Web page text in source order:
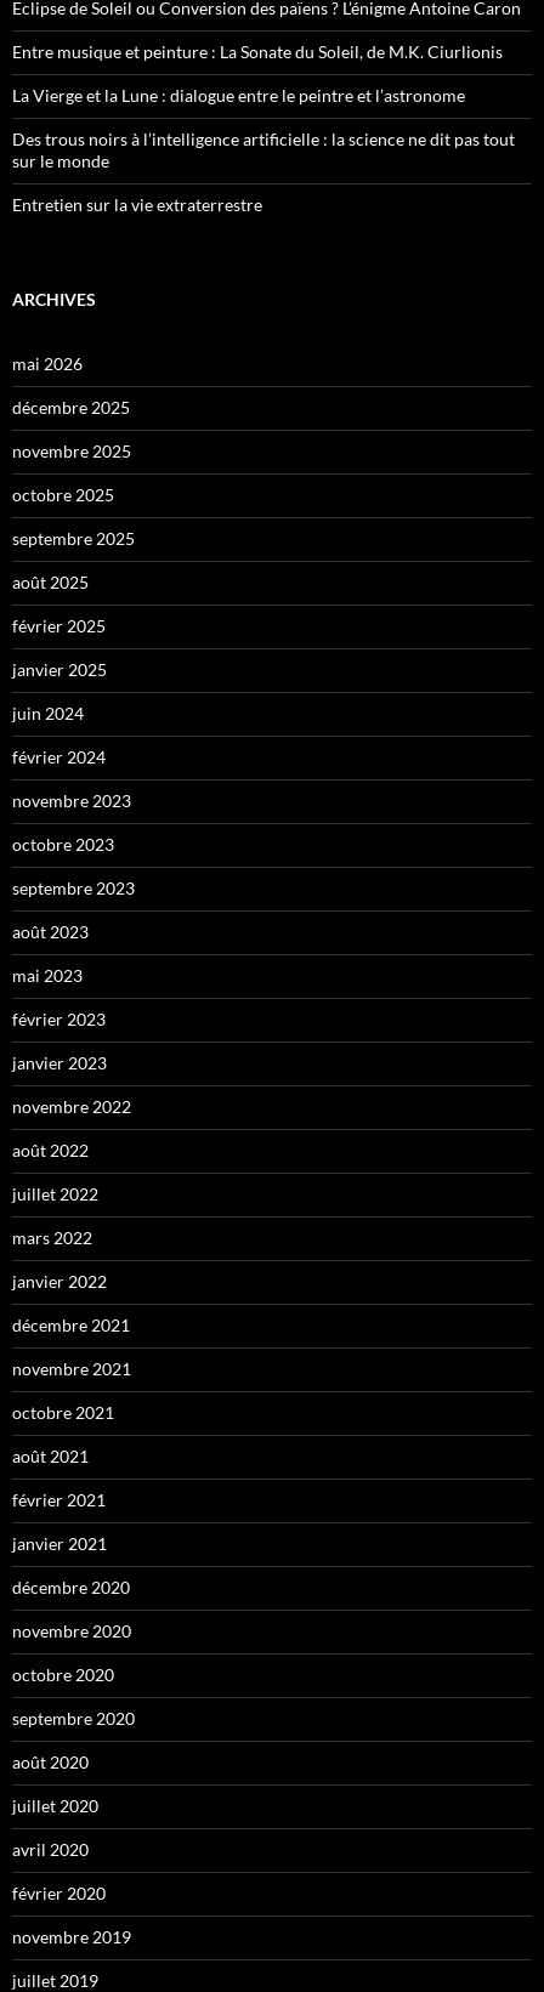
Eclipse de Soleil ou Conversion des païens ? L’énigme Antoine Caron
Entre musique et peinture : La Sonate du Soleil, de M.K. Ciurlionis
La Vierge et la Lune : dialogue entre le peintre et l’astronome
Des trous noirs à l’intelligence artificielle : la science ne dit pas tout
sur le monde
Entretien sur la vie extraterrestre
ARCHIVES
mai 2026
décembre 2025
novembre 2025
octobre 2025
septembre 2025
août 2025
février 2025
janvier 2025
juin 2024
février 2024
novembre 2023
octobre 2023
septembre 2023
août 2023
mai 2023
février 2023
janvier 2023
novembre 2022
août 2022
juillet 2022
mars 2022
janvier 2022
décembre 2021
novembre 2021
octobre 2021
août 2021
février 2021
janvier 2021
décembre 2020
novembre 2020
octobre 2020
septembre 2020
août 2020
juillet 2020
avril 2020
février 2020
novembre 2019
juillet 2019